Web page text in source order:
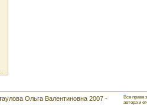
Ольга Валентиновна 2007 -
Все права
автора и